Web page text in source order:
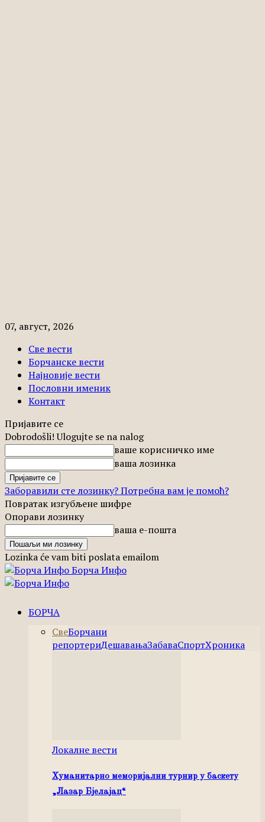
07, август, 2026
Све вести
Борчанске вести
Најновије вести
Пословни именик
Контакт
Пријавите се
Dobrodošli! Ulogujte se na nalog
ваше корисничко име
ваша лозинка
Заборавили сте лозинку? Потребна вам је помоћ?
Повратак изгубљене шифре
Опорави лозинку
ваша е-пошта
Lozinka će vam biti poslata emailom
Борча Инфо
БОРЧА
СвеБорчани
репортериДешавањаЗабаваСпортХроника
Локалне вести
Хуманитарно меморијални турнир у баскету
„Лазар Бјелајац“